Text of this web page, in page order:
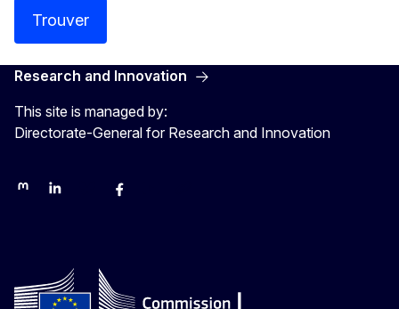
Trouver
Research and Innovation
This site is managed by:
Directorate-General for Research and Innovation
MastodonLinkedInBlueskyFacebook